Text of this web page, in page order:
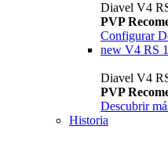
Diavel V4
PVP
Configurar
new V4 RS
Diavel V4
PVP
Descubrir
Historia